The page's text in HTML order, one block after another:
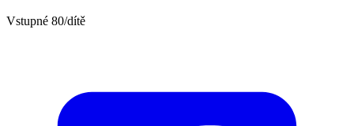
Vstupné 80/dítě